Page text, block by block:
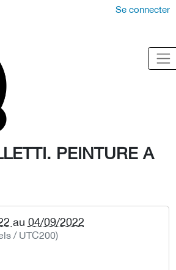
Se connecter
PEINTURE A
au 04/09/2022
/ UTC200)